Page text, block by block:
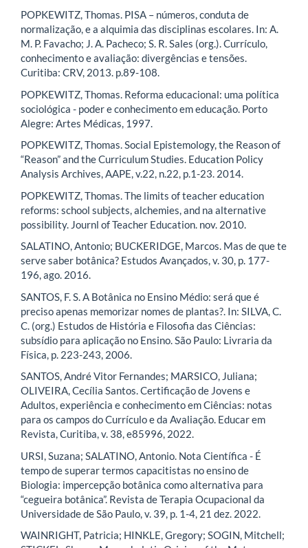
POPKEWITZ, Thomas. PISA – números, conduta de
normalização, e a alquimia das disciplinas escolares. In: A.
M. P. Favacho; J. A. Pacheco; S. R. Sales (org.). Currículo,
conhecimento e avaliação: divergências e tensões.
Curitiba: CRV, 2013. p.89-108.
POPKEWITZ, Thomas. Reforma educacional: uma política
sociológica - poder e conhecimento em educação. Porto
Alegre: Artes Médicas, 1997.
POPKEWITZ, Thomas. Social Epistemology, the Reason of
“Reason” and the Curriculum Studies. Education Policy
Analysis Archives, AAPE, v.22, n.22, p.1-23. 2014.
POPKEWITZ, Thomas. The limits of teacher education
reforms: school subjects, alchemies, and na alternative
possibility. Journl of Teacher Education. nov. 2010.
SALATINO, Antonio; BUCKERIDGE, Marcos. Mas de que te
serve saber botânica? Estudos Avançados, v. 30, p. 177-
196, ago. 2016.
SANTOS, F. S. A Botânica no Ensino Médio: será que é
preciso apenas memorizar nomes de plantas?. In: SILVA, C.
C. (org.) Estudos de História e Filosofia das Ciências:
subsídio para aplicação no Ensino. São Paulo: Livraria da
Física, p. 223-243, 2006.
SANTOS, André Vitor Fernandes; MARSICO, Juliana;
OLIVEIRA, Cecília Santos. Certificação de Jovens e
Adultos, experiência e conhecimento em Ciências: notas
para os campos do Currículo e da Avaliação. Educar em
Revista, Curitiba, v. 38, e85996, 2022.
URSI, Suzana; SALATINO, Antonio. Nota Científica - É
tempo de superar termos capacitistas no ensino de
Biologia: impercepção botânica como alternativa para
“cegueira botânica”. Revista de Terapia Ocupacional da
Universidade de São Paulo, v. 39, p. 1-4, 21 dez. 2022.
WAINRIGHT, Patricia; HINKLE, Gregory; SOGIN, Mitchell;